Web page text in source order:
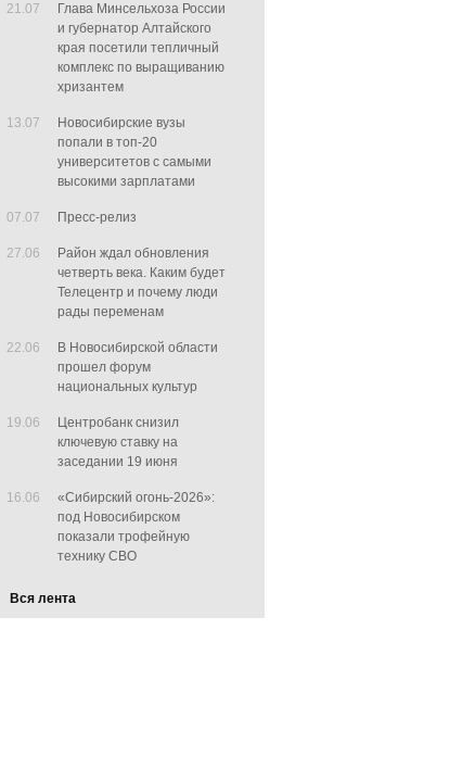
21.07
Глава Минсельхоза России
и губернатор Алтайского
края посетили тепличный
комплекс по выращиванию
хризантем
13.07
Новосибирские вузы
попали в топ-20
университетов с самыми
высокими зарплатами
07.07 Пресс-релиз
27.06
Район ждал обновления
четверть века. Каким будет
Телецентр и почему люди
рады переменам
22.06
В Новосибирской области
прошел форум
национальных культур
19.06
Центробанк снизил
ключевую ставку на
заседании 19 июня
16.06
«Сибирский огонь-2026»:
под Новосибирском
показали трофейную
технику СВО
Вся лента